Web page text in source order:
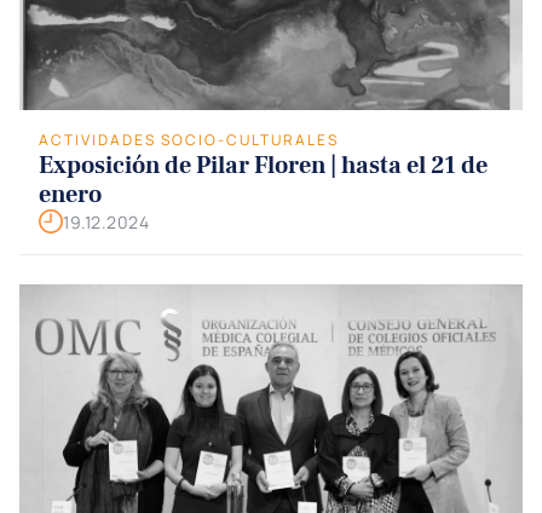
ACTIVIDADES SOCIO-CULTURALES
Exposición de Pilar Floren | hasta el 21 de
enero
19.12.2024